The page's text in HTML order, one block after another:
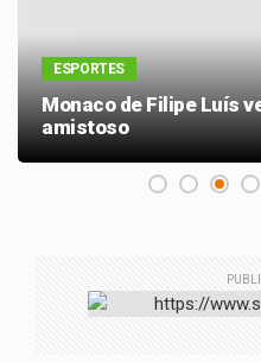
ESPORTES
Monaco de Filipe Luís
amistoso